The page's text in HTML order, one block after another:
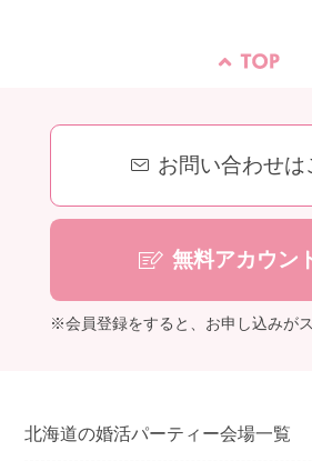
お問い合わせは
無料アカウン
※会員登録をすると、お申し込みが
北海道の婚活パーティー会場一覧